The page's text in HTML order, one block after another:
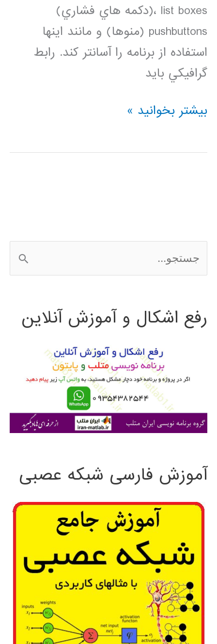
list boxes ،(دكمه هاي فشاري)
pushbuttons (منوها) و مانند اينها
استفاده از برنامه را آسانتر كند. رابط
گرافيكي بايد
آموزش
ساخت
(GUI)
در
بیشتر بخوانید »
س
ج
ی
رفع اشکال و آموزش آنلاین
آموزش فارسی شبکه عصبی